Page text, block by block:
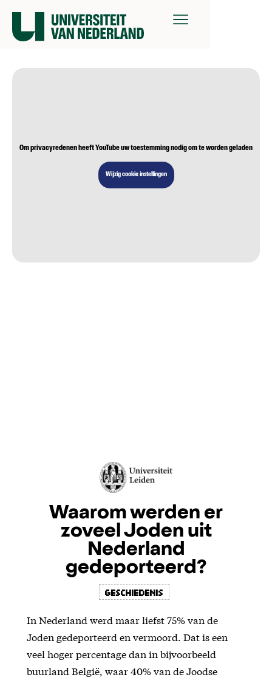
Om privacyredenen heeft YouTube uw toestemming nodig om te worden geladen
Wijzig cookie instellingen
Waarom werden er
zoveel Joden uit
Nederland
gedeporteerd?
Geschiedenis
In Nederland werd maar liefst 75% van de
Joden gedeporteerd en vermoord. Dat is een
veel hoger percentage dan in bijvoorbeeld
buurland België, waar 40% van de Joodse